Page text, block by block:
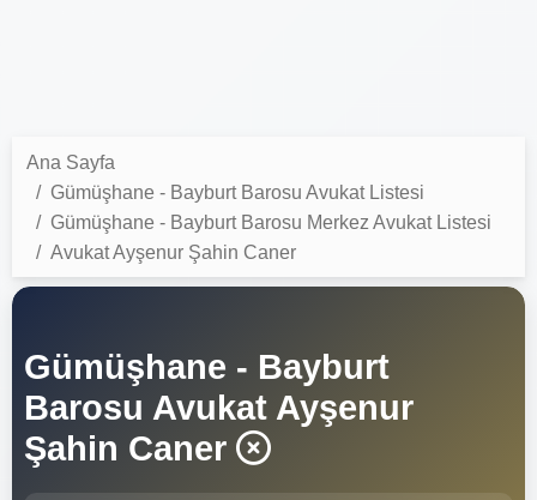
Ana Sayfa
Gümüşhane - Bayburt Barosu Avukat Listesi
Gümüşhane - Bayburt Barosu Merkez Avukat Listesi
Avukat Ayşenur Şahin Caner
Gümüşhane - Bayburt
Barosu Avukat Ayşenur
Şahin Caner